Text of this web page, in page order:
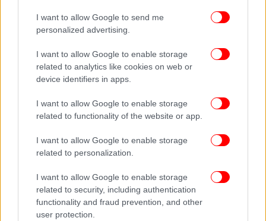
I want to allow Google to send me
personalized advertising.
I want to allow Google to enable storage
related to analytics like cookies on web or
device identifiers in apps.
I want to allow Google to enable storage
related to functionality of the website or app.
I want to allow Google to enable storage
related to personalization.
I want to allow Google to enable storage
related to security, including authentication
functionality and fraud prevention, and other
user protection.
ευθυνών, η επιτροπή θα πάρει τις αποφάσεις της».
ΟΛΕΣ ΟΙ ΕΙΔΗΣΕΙΣ
Καιρός: Φυσικό κλιματιστικό κρατά τη ζέστη μακριά
-Βίαιες καταιγίδες σε 5 περιοχές βλέπει ο Μαρουσάκης
Σοκαριστικό βίντεο: Η στιγμή που ΙΧ εκσφενδονίζει
9χρονο και ηλικιωμένους στο Ίλιον
Πέτρος Φιλιππίδης: Ποινή φυλάκισης τριών ετών με
αναστολή -Εφυγε ελεύθερος από το δικαστήριο
Ακολουθήστε το στο Google Newsκαι μάθετε
πρώτοι όλες τις ειδήσεις